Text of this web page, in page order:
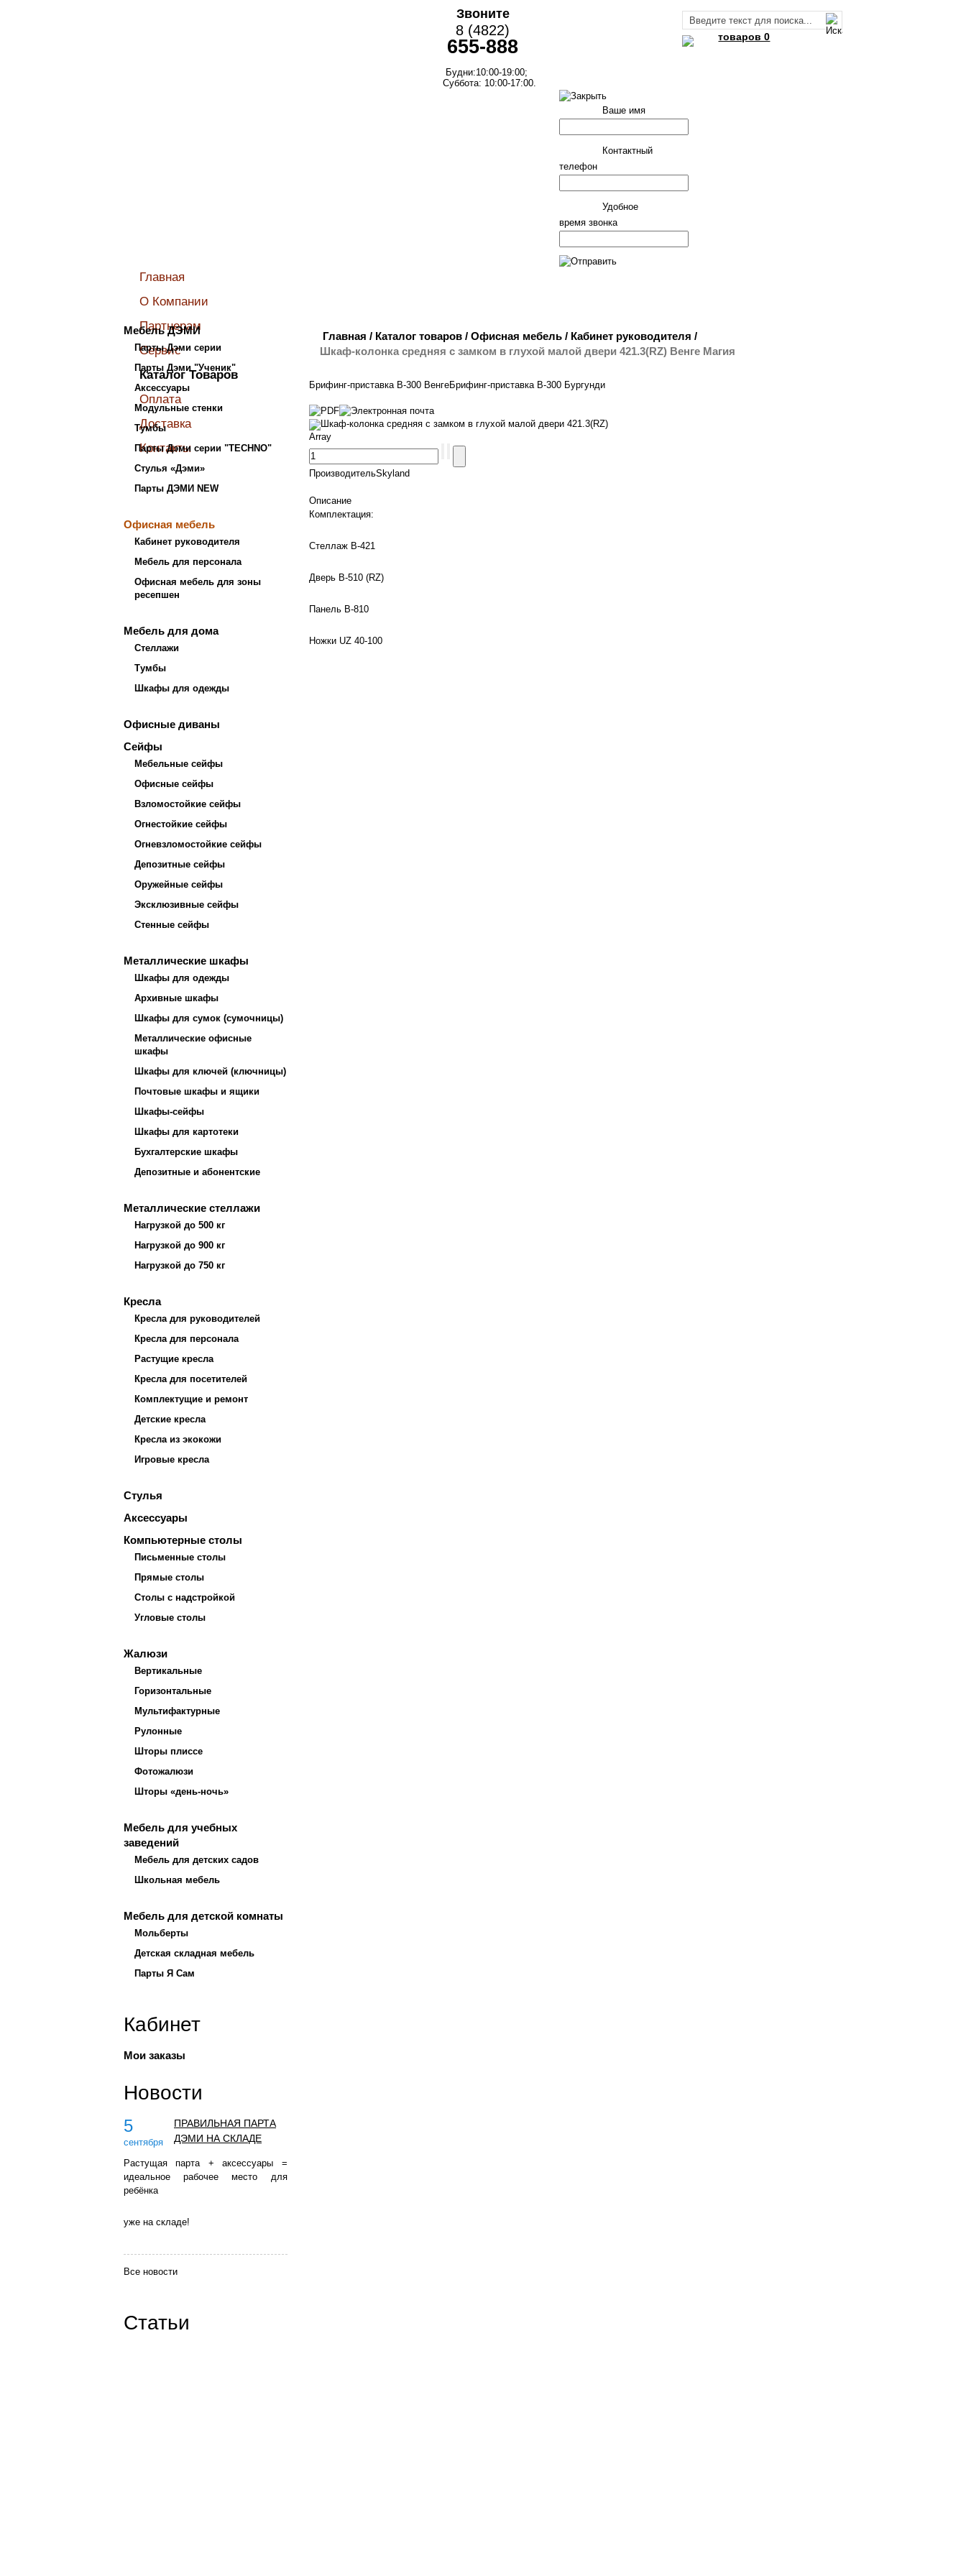
Звоните
8 (4822)
655-888
Будни:10:00-19:00;
Суббота: 10:00-17:00.
Ваше имя
Контактный
телефон
Удобное
время звонка
товаров 0
Главная
О Компании
Партнерам
Сервис
Каталог Товаров
Оплата
Доставка
Контакты
Главная / Каталог товаров / Офисная мебель / Кабинет руководителя /
Шкаф-колонка средняя с замком в глухой малой двери 421.3(RZ) Венге Магия
Брифинг-приставка B-300 ВенгеБрифинг-приставка B-300 Бургунди
Шкаф-колонка средняя с замком в глухой малой двери 421.3(RZ)
Array
ПроизводительSkyland
Описание
Комплектация:
Стеллаж В-421
Дверь В-510 (RZ)
Панель В-810
Ножки UZ 40-100
Мебель ДЭМИ
Парты Дэми серии
Парты Дэми "Ученик"
Аксессуары
Модульные стенки
Тумбы
Парты Дэми серии "TECHNO"
Стулья «Дэми»
Парты ДЭМИ NEW
Офисная мебель
Кабинет руководителя
Мебель для персонала
Офисная мебель для зоны
ресепшен
Мебель для дома
Стеллажи
Тумбы
Шкафы для одежды
Офисные диваны
Сейфы
Мебельные сейфы
Офисные сейфы
Взломостойкие сейфы
Огнестойкие сейфы
Огневзломостойкие сейфы
Депозитные сейфы
Оружейные сейфы
Эксклюзивные сейфы
Стенные сейфы
Металлические шкафы
Шкафы для одежды
Архивные шкафы
Шкафы для сумок (сумочницы)
Металлические офисные
шкафы
Шкафы для ключей (ключницы)
Почтовые шкафы и ящики
Шкафы-сейфы
Шкафы для картотеки
Бухгалтерские шкафы
Депозитные и абонентские
Металлические стеллажи
Нагрузкой до 500 кг
Нагрузкой до 900 кг
Нагрузкой до 750 кг
Кресла
Кресла для руководителей
Кресла для персонала
Растущие кресла
Кресла для посетителей
Комплектущие и ремонт
Детские кресла
Кресла из экокожи
Игровые кресла
Стулья
Аксессуары
Компьютерные столы
Письменные столы
Прямые столы
Столы с надстройкой
Угловые столы
Жалюзи
Вертикальные
Горизонтальные
Мультифактурные
Рулонные
Шторы плиссе
Фотожалюзи
Шторы «день-ночь»
Мебель для учебных
заведений
Мебель для детских садов
Школьная мебель
Мебель для детской комнаты
Мольберты
Детская складная мебель
Парты Я Сам
Кабинет
Мои заказы
Новости
5
сентября
ПРАВИЛЬНАЯ ПАРТА
ДЭМИ НА СКЛАДЕ
Растущая парта + аксессуары =
идеальное рабочее место для
ребёнка
уже на складе!
Все новости
Статьи